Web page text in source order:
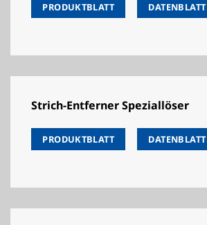
PRODUKTBLATT DATENBLATT
Strich-Entferner Speziallöser
PRODUKTBLATT DATENBLATT